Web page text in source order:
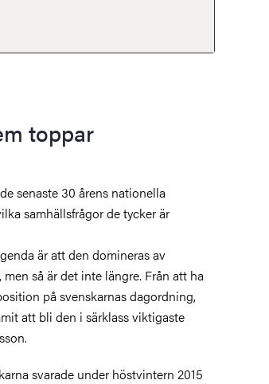
toppar
senaste 30 årens nationella
samhällsfrågor de tycker är
är att den domineras av
så är det inte längre. Från att ha
på svenskarnas dagordning,
att bli den i särklass viktigaste
svarade under höstvintern 2015